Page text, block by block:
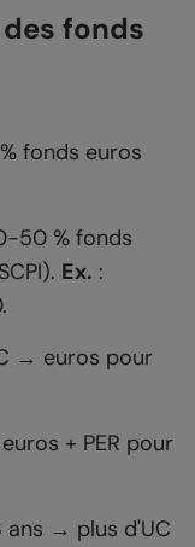
fonds
fonds euros
50 % fonds
Ex. :
→ euros pour
+ PER pour
ans → plus d'UC